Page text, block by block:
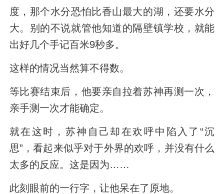
度，那个水分恐怕比香山最大的湖，还要水分
大。别的不说就管他知道的隔壁镇学校，就能
出好几个手记百米9秒多。
这样的情况当然算不得数。
等比赛结束后，他要亲自拉着苏神再测一次，
亲手测一次才能确定。
就在这时，苏神自己却在欢呼中陷入了“沉
思”，看起来似乎对于外界的欢呼，并没有什么
太多的反应。这是因为……
此刻眼前的一行字，让他呆在了原地。